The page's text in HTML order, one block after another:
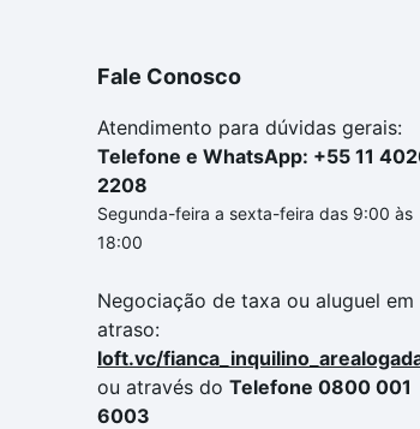
Fale Conosco
Atendimento para dúvidas gerais:
Telefone e WhatsApp: +55 11
2208
Segunda-feira a sexta-feira das 9:00 às
18:00
Negociação de taxa ou aluguel em
atraso:
loft.vc/
ou através do Telefone 0800 001
6003